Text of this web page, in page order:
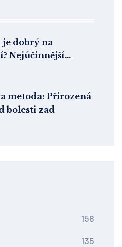
je dobrý na
Nejúčinnější
metoda: Přirozená
bolesti zad
158
135